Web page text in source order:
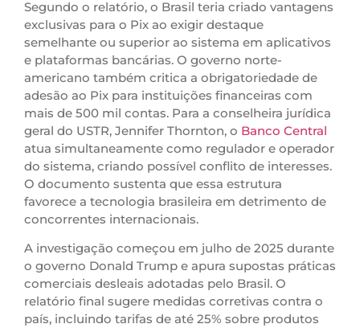
Segundo o relatório, o Brasil teria criado vantagens
exclusivas para o Pix ao exigir destaque
semelhante ou superior ao sistema em aplicativos
e plataformas bancárias. O governo norte-
americano também critica a obrigatoriedade de
adesão ao Pix para instituições financeiras com
mais de 500 mil contas. Para a conselheira jurídica
geral do USTR, Jennifer Thornton, o Banco Central
atua simultaneamente como regulador e operador
do sistema, criando possível conflito de interesses.
O documento sustenta que essa estrutura
favorece a tecnologia brasileira em detrimento de
concorrentes internacionais.
A investigação começou em julho de 2025 durante
o governo Donald Trump e apura supostas práticas
comerciais desleais adotadas pelo Brasil. O
relatório final sugere medidas corretivas contra o
país, incluindo tarifas de até 25% sobre produtos